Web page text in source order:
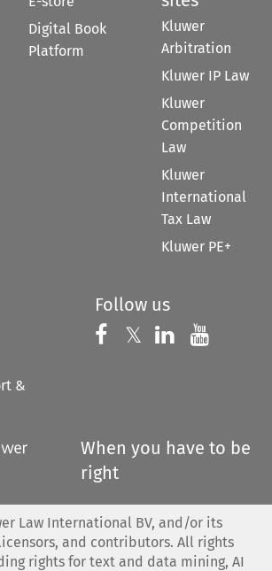
Digital Book
Platform
Kluwer
Arbitration
Kluwer IP Law
Kluwer
Competition
Law
Kluwer
International
Tax Law
Kluwer PE+
&
Follow us
Follow us on
𝕏 Follow us on
Follow us
When you have to be
right
Law International BV, and/or its
and contributors. All rights
rights for text and data mining, AI